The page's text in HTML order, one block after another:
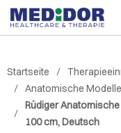
Startseite
Anatomische
Rüdiger
100 cm, Deutsch